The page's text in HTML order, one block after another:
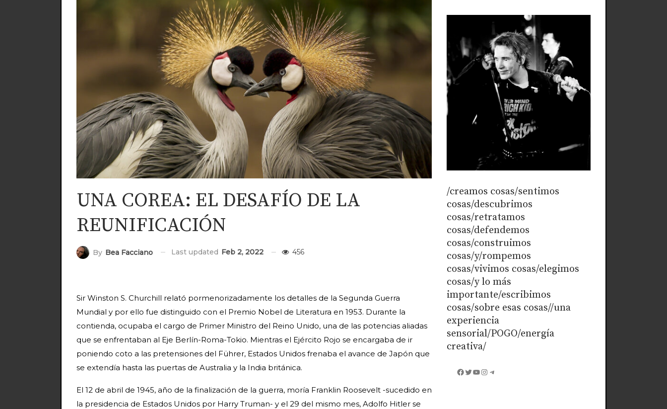
UNA COREA: EL DESAFÍO DE LA
REUNIFICACIÓN
By Bea Facciano Last updated Feb 2, 2022 456
Sir Winston S. Churchill relató pormenorizadamente los detalles de la Segunda Guerra
Mundial y por ello fue distinguido con el Premio Nobel de Literatura en 1953. Durante la
contienda, ocupaba el cargo de Primer Ministro del Reino Unido, una de las potencias aliadas
que se enfrentaban al Eje Berlín-Roma-Tokio. Mientras el Ejército Rojo se encargaba de ir
poniendo coto a las pretensiones del Führer, Estados Unidos frenaba el avance de Japón que
se extendía hasta las puertas de Australia y la India británica.
El 12 de abril de 1945, año de la finalización de la guerra, moría Franklin Roosevelt -sucedido en
la presidencia de Estados Unidos por Harry Truman- y el 29 del mismo mes, Adolfo Hitler se
/creamos cosas/sentimos
cosas/descubrimos
cosas/retratamos
cosas/defendemos
cosas/construimos
cosas/y/rompemos
cosas/vivimos cosas/elegimos
cosas/y lo más
importante/escribimos
cosas/sobre esas cosas//una
experiencia
sensorial/POGO/energía
creativa/
Facebook
Twitter
YouTube
Instagram
Telegram